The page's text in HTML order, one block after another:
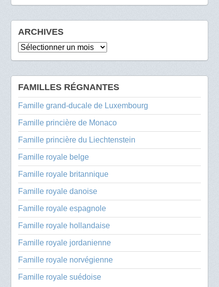
ARCHIVES
Archives
FAMILLES RÉGNANTES
Famille grand-ducale de Luxembourg
Famille princière de Monaco
Famille princière du Liechtenstein
Famille royale belge
Famille royale britannique
Famille royale danoise
Famille royale espagnole
Famille royale hollandaise
Famille royale jordanienne
Famille royale norvégienne
Famille royale suédoise